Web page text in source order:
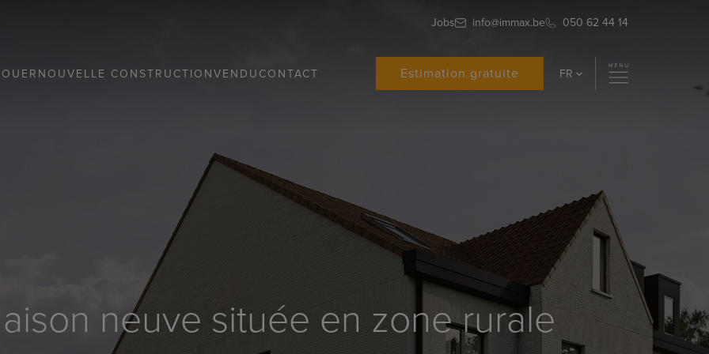
Jobs info@immax.be 050 62 44 14
NOUVELLE CONSTRUCTIONVENDUCONTACT Estimation gratuite FR
neuve située en zone rurale